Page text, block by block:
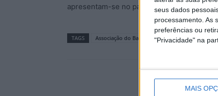
seus dados
processamento. As
preferências ou
"Privacidade" na
MAIS
apresentam-se no palco a partir das 22h.
TAGS Associação do Bairro do Cansado